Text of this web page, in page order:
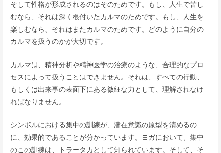
そして性格が形成されるのはそのためです。もし、人生で苦し
むなら、それは深く根付いたカルマのためです。もし、人生を
楽しむなら、それはまたカルマのためです。どのように自分の
カルマを扱うのかが大切です。
カルマは、精神分析や精神医学の治療のような、合理的なプロ
セスによって扱うことはできません。それは、すべての行動、
もしくは出来事の表面下にある微細な力として、理解されなけ
ればなりません。
シンボルにおける集中の訓練が、潜在意識の原型を清めるの
に、効果的であることが分かっています。ヨガにおいて、集中
のこの訓練は、トラータカとして知られています。そして、そ